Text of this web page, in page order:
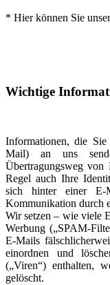
* Hier können Sie
Wichtige
Informationen, die
Mail) an uns
Übertragungsweg
Regel auch Ihre
sich hinter einer E-
Kommunikation durch
Wir setzen – wie viele
Werbung („SPAM-
E-Mails
einordnen und
(„Viren“) enthalten,
gelöscht.